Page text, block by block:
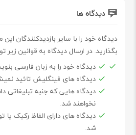
دیدگاه ها
دیدگاه خود را با سایر بازدیدکنندگان
بگذارید. در ارسال دیدگاه به قوانین زیر
دیدگاه خود را به زبان فارسی
دیدگاه های فینگلیش تائید
دیدگاه هایی که جنبه تبلیغاتی
نخواهند شد.
دیدگاه های دارای الفاظ رکیک یا
شد.